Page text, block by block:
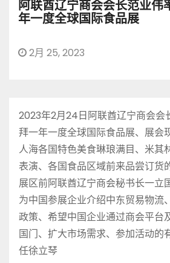
阿联酋辽宁商会会长范业伟
年一度全球国际食品展
2月 25, 2023
2023年2月24日阿联酋辽宁商会会
拜一年一度全球国际食品展、展会
人海各国特色美食琳琅满目、米其
表演、各国食品区域前来品尝订货
展区前阿联酋辽宁商会秘书长一立
为中国参展企业介绍中东贸易物流
政策、希望中国企业通过商会平台
国门、扩大市场需求、参加活动的
任徐立琴